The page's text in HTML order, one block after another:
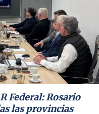
Federal: Rosario
las provincias